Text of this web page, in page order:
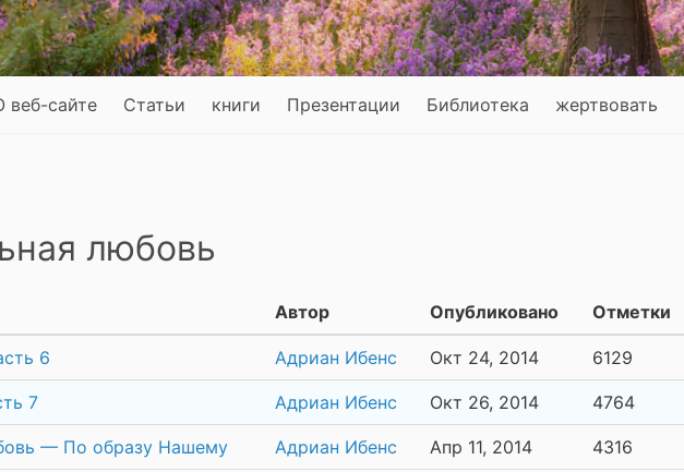
веб-сайте Статьи книги Презентации Библиотека жертвовать
любовь
Автор Опубликовано Отметки
6 Адриан Ибенс Окт 24, 2014 6129
7 Адриан Ибенс Окт 26, 2014 4764
— По образу Нашему Адриан Ибенс Апр 11, 2014 4316